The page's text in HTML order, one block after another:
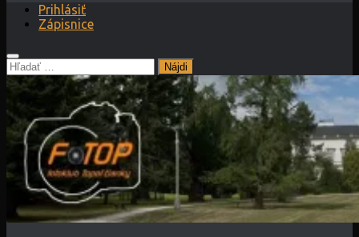
Prihlásiť
Zápisnice
Hľadať: